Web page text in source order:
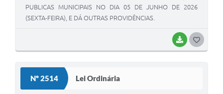
BAIXAR
PUBLICAS MUNICIPAIS NO DIA 05 DE JUNHO DE 2026
(SEXTA-FEIRA), E DÁ OUTRAS PROVIDÊNCIAS.
Nº 2514 Lei Ordinária